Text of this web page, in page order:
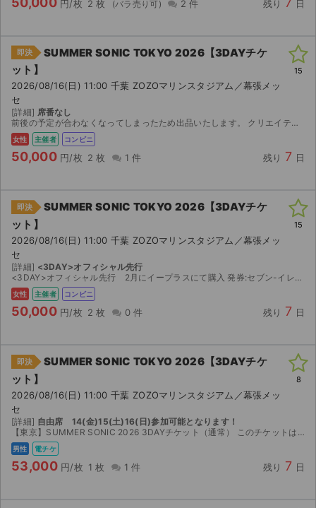
円/枚 2 枚 2 件 残り 日
即決
SUMMER SONIC TOKYO 2026【3DAYチケ
ット】
2026/08/16(日) 11:00 千葉 ZOZOマリンスタジアム／幕張メッ
セ
[詳細] 席番なし
前後の予定が合わなくなってしまったため出品いたします。 クリエイティブマンオフィシャル先行で当選したチケットです。 先に画像もお送りすることも可能です。 発券は8/11 14時以降になります。 ...
女性 主催者 コンビニ
50,000 円/枚 2 枚 1 件 残り 7 日
15
即決
SUMMER SONIC TOKYO 2026【3DAYチケ
ット】
2026/08/16(日) 11:00 千葉 ZOZOマリンスタジアム／幕張メッ
セ
[詳細] <3DAY>オフィシャル先行
<3DAY>オフィシャル先行 2月にイープラスにて購入 発券:セブン-イレブン 発券枚数:2枚 2026/08/11(火) 14:00 ~ にお受取りください。 13桁の払込票番号を店舗レジに...
女性 主催者 コンビニ
50,000 円/枚 2 枚 0 件 残り 7 日
15
即決
SUMMER SONIC TOKYO 2026【3DAYチケ
ット】
2026/08/16(日) 11:00 千葉 ZOZOマリンスタジアム／幕張メッ
セ
[詳細] 自由席 14(金)15(土)16(日)参加可能となります！
【東京】SUMMER SONIC 2026 3DAYチケット（通常） このチケットは3日間参加が可能となります！ 少しなら交渉可能となります！ ローソンチケットとなります！ ダウンロード開始...
男性 電チケ
53,000 円/枚 1 枚 1 件 残り 7 日
8